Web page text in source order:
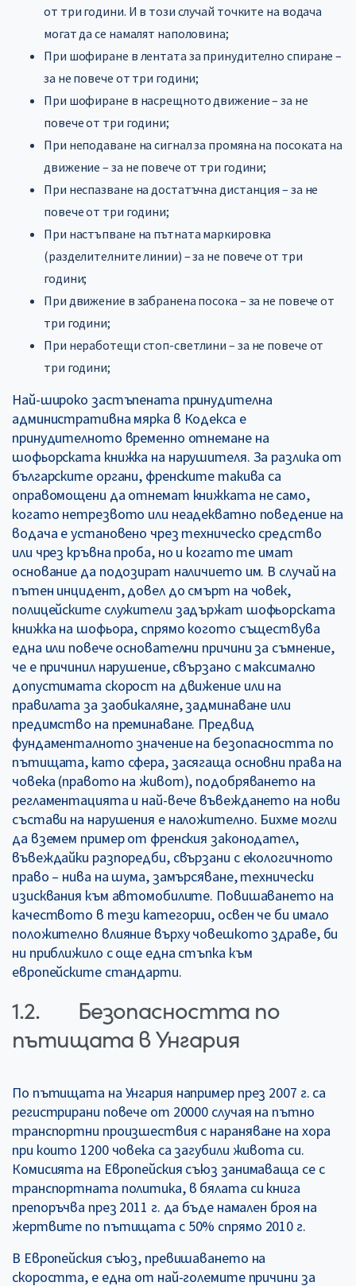
от три години. И в този случай точките на водача
могат да се намалят наполовина;
При шофиране в лентата за принудително спиране –
за не повече от три години;
При шофиране в насрещното движение – за не
повече от три години;
При неподаване на сигнал за промяна на посоката на
движение – за не повече от три години;
При неспазване на достатъчна дистанция – за не
повече от три години;
При настъпване на пътната маркировка
(разделителните линии) – за не повече от три
години;
При движение в забранена посока – за не повече от
три години;
При неработещи стоп-светлини – за не повече от
три години;
Най-широко застъпената принудителна
административна мярка в Кодекса е
принудителното временно отнемане на
шофьорската книжка на нарушителя. За разлика от
българските органи, френските такива са
оправомощени да отнемат книжката не само,
когато нетрезвото или неадекватно поведение на
водача е установено чрез техническо средство
или чрез кръвна проба, но и когато те имат
основание да подозират наличието им. В случай на
пътен инцидент, довел до смърт на човек,
полицейските служители задържат шофьорската
книжка на шофьора, спрямо когото съществува
една или повече основателни причини за съмнение,
че е причинил нарушение, свързано с максимално
допустимата скорост на движение или на
правилата за заобикаляне, задминаване или
предимство на преминаване. Предвид
фундаменталното значение на безопасността по
пътищата, като сфера, засягаща основни права на
човека (правото на живот), подобряването на
регламентацията и най-вече въвеждането на нови
състави на нарушения е наложително. Бихме могли
да вземем пример от френския законодател,
въвеждайки разпоредби, свързани с екологичното
право – нива на шума, замърсяване, технически
изисквания към автомобилите. Повишаването на
качеството в тези категории, освен че би имало
положително влияние върху човешкото здраве, би
ни приближило с още една стъпка към
европейските стандарти.
1.2. Безопасността по
пътищата в Унгария
По пътищата на Унгария например през 2007 г. са
регистрирани повече от 20000 случая на пътно
транспортни произшествия с нараняване на хора
при които 1200 човека са загубили живота си.
Комисията на Европейския съюз занимаваща се с
транспортната политика, в бялата си книга
препоръчва през 2011 г. да бъде намален броя на
жертвите по пътищата с 50% спрямо 2010 г.
В Европейския съюз, превишаването на
скоростта, е една от най-големите причини за